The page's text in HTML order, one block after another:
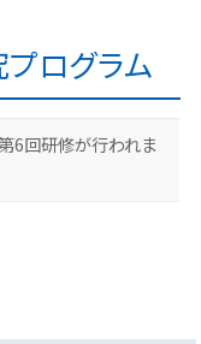
ログラム
第6回研修が行われま